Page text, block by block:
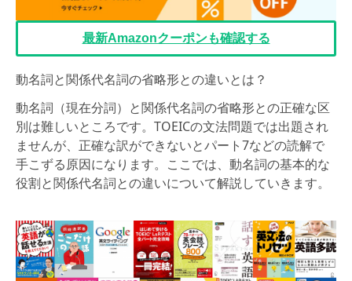
最新Amazonクーポンも確認する
動名詞と関係代名詞の省略形との違いとは？
動名詞（現在分詞）と関係代名詞の省略形との正確な区
別は難しいところです。TOEICの文法問題では出題され
ませんが、正確な訳ができないとパート7などの読解で
手こずる原因になります。ここでは、動名詞の基本的な
役割と関係代名詞との違いについて解説していきます。